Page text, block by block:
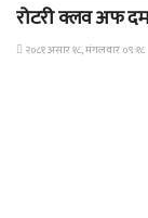
रोटरी क्लव अफ
२०८१ असार १८, मंगलवार ०९:१८